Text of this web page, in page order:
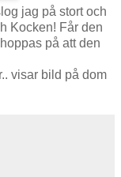
jag på stort och
Kocken! Får den
på att den
visar bild på dom